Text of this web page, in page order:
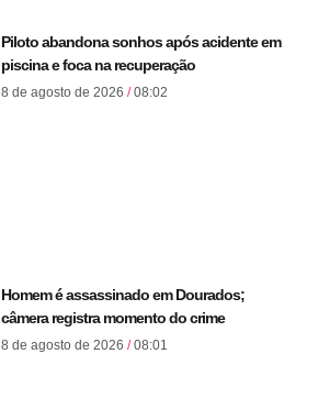
Piloto abandona sonhos após acidente em
piscina e foca na recuperação
8 de agosto de 2026 08:02
Homem é assassinado em Dourados;
câmera registra momento do crime
8 de agosto de 2026 08:01